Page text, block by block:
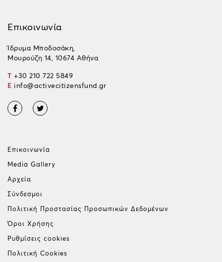
Επικοινωνία
Ίδρυμα Μποδοσάκη,
Μουρούζη 14, 10674 Αθήνα
T +30 210 722 5849
E info@activecitizensfund.gr
Επικοινωνία
Media Gallery
Αρχεία
Σύνδεσμοι
Πολιτική Προστασίας Προσωπικών Δεδομένων
Όροι Χρήσης
Ρυθμίσεις cookies
Πολιτική Cookies